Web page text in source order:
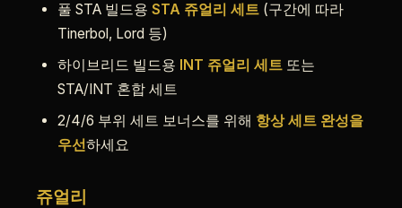
풀 STA 빌드용 STA 쥬얼리 세트 (구간에 따라
Tinerbol, Lord 등)
하이브리드 빌드용 INT 쥬얼리 세트 또는
STA/INT 혼합 세트
2/4/6 부위 세트 보너스를 위해 항상 세트 완성을
우선하세요
쥬얼리